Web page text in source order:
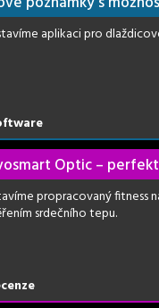
aplikaci pro
Optic –
propracovaný fitness
srdečního tepu.